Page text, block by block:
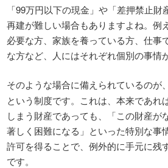
「99万円以下の現金」や「差押禁止
再建が難しい場合もありますよね。例
必要な方、家族を養っている方、仕事
な方など、人にはそれぞれ個別の事情
そのような場合に備えられているのが
という制度です。これは、本来であれ
しまう財産であっても、「この財産が
著しく困難になる」といった特別な事
許可を得ることで、例外的に手元に残
です。